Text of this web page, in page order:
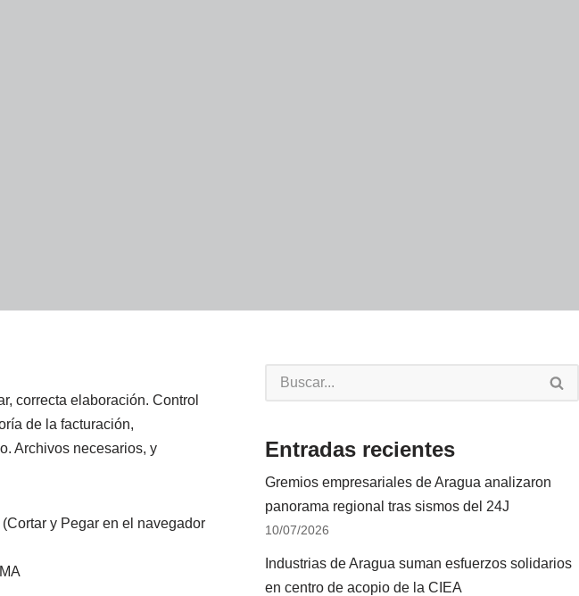
correcta elaboración. Control
de la facturación,
Archivos necesarios, y
y Pegar en el navegador
Entradas recientes
Gremios empresariales de Aragua analizaron
panorama regional tras sismos del 24J
10/07/2026
Industrias de Aragua suman esfuerzos solidarios
en centro de acopio de la CIEA